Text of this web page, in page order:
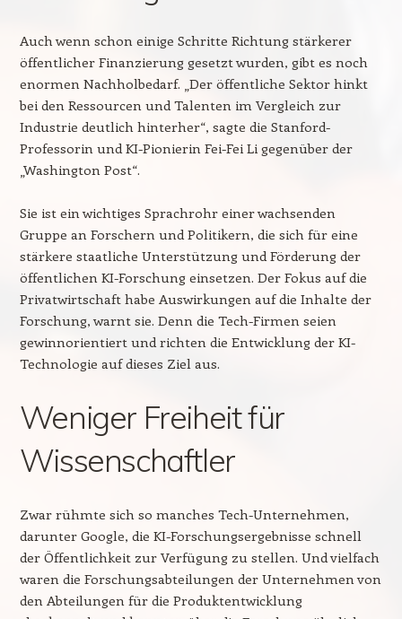
Auch wenn schon einige Schritte Richtung stärkerer
öffentlicher Finanzierung gesetzt wurden, gibt es noch
enormen Nachholbedarf. „Der öffentliche Sektor hinkt
bei den Ressourcen und Talenten im Vergleich zur
Industrie deutlich hinterher“, sagte die Stanford-
Professorin und KI-Pionierin Fei-Fei Li gegenüber der
„Washington Post“.
Sie ist ein wichtiges Sprachrohr einer wachsenden
Gruppe an Forschern und Politikern, die sich für eine
stärkere staatliche Unterstützung und Förderung der
öffentlichen KI-Forschung einsetzen. Der Fokus auf die
Privatwirtschaft habe Auswirkungen auf die Inhalte der
Forschung, warnt sie. Denn die Tech-Firmen seien
gewinnorientiert und richten die Entwicklung der KI-
Technologie auf dieses Ziel aus.
Weniger Freiheit für
Wissenschaftler
Zwar rühmte sich so manches Tech-Unternehmen,
darunter Google, die KI-Forschungsergebnisse schnell
der Öffentlichkeit zur Verfügung zu stellen. Und vielfach
waren die Forschungsabteilungen der Unternehmen von
den Abteilungen für die Produktentwicklung